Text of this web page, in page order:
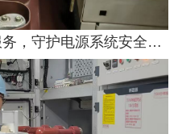
稳定且有力广州配电房巡检服务，减低缺陷状态发生几率